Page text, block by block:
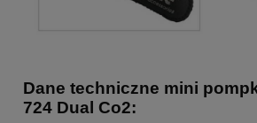
Dane techniczne mini
724 Dual Co2: